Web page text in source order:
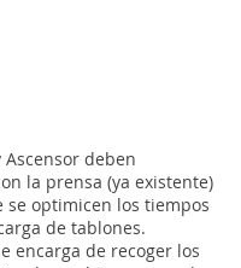
Ascensor deben
la prensa (ya existente)
se optimicen los tiempos
de tablones.
encarga de recoger los